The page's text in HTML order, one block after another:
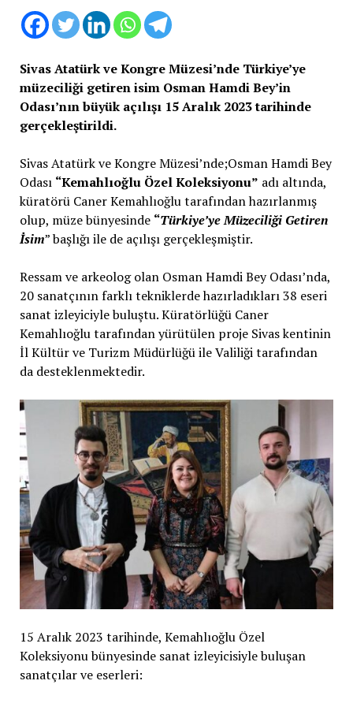
Sivas Atatürk ve Kongre Müzesi’nde Türkiye’ye
müzeciliği getiren isim Osman Hamdi Bey’in
Odası’nın büyük açılışı 15 Aralık 2023 tarihinde
gerçekleştirildi.
Sivas Atatürk ve Kongre Müzesi’nde;Osman Hamdi Bey
Odası “Kemahlıoğlu Özel Koleksiyonu” adı altında,
küratörü Caner Kemahlıoğlu tarafından hazırlanmış
olup, müze bünyesinde “Türkiye’ye Müzeciliği Getiren
İsim” başlığı ile de açılışı gerçekleşmiştir.
Ressam ve arkeolog olan Osman Hamdi Bey Odası’nda,
20 sanatçının farklı tekniklerde hazırladıkları 38 eseri
sanat izleyiciyle buluştu. Küratörlüğü Caner
Kemahlıoğlu tarafından yürütülen proje Sivas kentinin
İl Kültür ve Turizm Müdürlüğü ile Valiliği tarafından
da desteklenmektedir.
15 Aralık 2023 tarihinde, Kemahlıoğlu Özel
Koleksiyonu bünyesinde sanat izleyicisiyle buluşan
sanatçılar ve eserleri: